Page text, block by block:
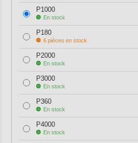
P1000
En stock
P180
6 pièces en stock
P2000
En stock
P3000
En stock
P360
En stock
P4000
En stock